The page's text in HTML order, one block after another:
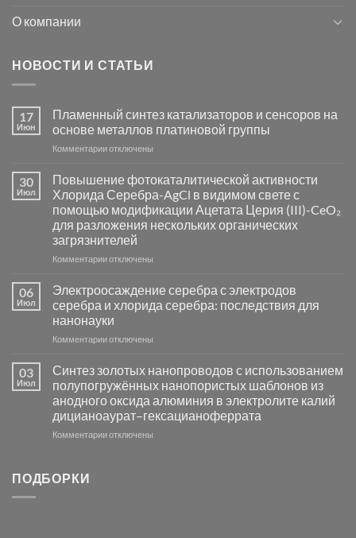
О компании
НОВОСТИ И СТАТЬИ
17
Июн
Пламенный синтез катализаторов и сенсоров на
основе металлов платиновой группы
Комментариик
Пламенный
синтез
катализаторов
и
сенсоров
на
основе
группы
отключены
30
Июл
Повышение фотокаталитической активности
Хлорида Серебра-AgCl в видимом свете с
помощью модификации Ацетата Церия (III)-CeO₂
для разложения нескольких органических
загрязнителей
Комментариик
фотокаталитической
активности
Хлорида
Серебра-
в
видимом
свете
с
помощью
модификации
отключены
06
Июл
Электроосаждение серебра с электродов
серебра и хлорида серебра: последствия для
нанонауки
Комментариик
серебра
с
электродов
серебра
и
отключены
03
Июл
Синтез золотых нанопроводов с использованием
полупогружённых нанопористых шаблонов из
анодного оксида алюминия в электролите калий
дицианоаурат–гексацианоферрата
Комментариикотключены
ПОДБОРКИ